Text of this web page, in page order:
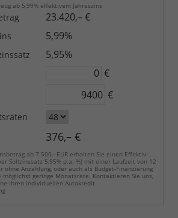
ab 5,99% effektivem Jahreszins
23.420,– €
5,99%
5,95%
€
€
376,– €
ab 7.500,- EUR erhalten Sie einen Effektiv-
Sollzinssatz 5,95% p.a. %) mit einer Laufzeit von 12
Anzahlung, oder auch als Budget-Finanzierung
möglichst geringe Monatsrate. Kontaktieren Sie uns,
Ihren individuellen Autokredit.